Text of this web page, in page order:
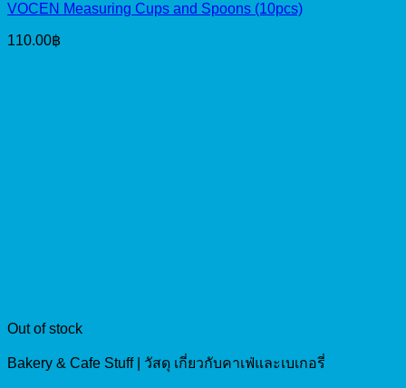
VOCEN Measuring Cups and Spoons (10pcs)
110.00฿
Out of stock
Bakery & Cafe Stuff | วัสดุ เกี่ยวกับคาเฟ่และเบเกอรี่